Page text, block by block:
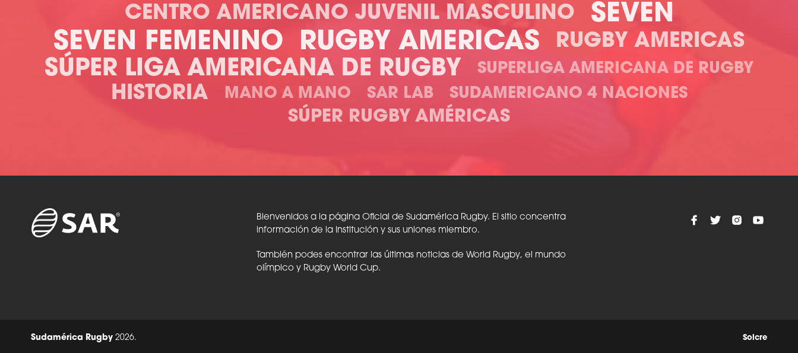
CENTRO AMERICANO JUVENIL MASCULINO
SEVEN
SEVEN FEMENINO
RUGBY AMERICAS RUGBY AMERICAS
SÚPER LIGA AMERICANA DE RUGBY SUPERLIGA AMERICANA DE RUGBY
HISTORIA MANO A MANO SAR LAB SUDAMERICANO 4 NACIONES
SÚPER RUGBY AMÉRICAS
Bienvenidos a la página Oficial de Sudamérica Rugby. El sitio concentra
información de la Institución y sus uniones miembro.
También podes encontrar las últimas noticias de World Rugby, el mundo
olímpico y Rugby World Cup.
Sudamérica Rugby 2026. Solcre